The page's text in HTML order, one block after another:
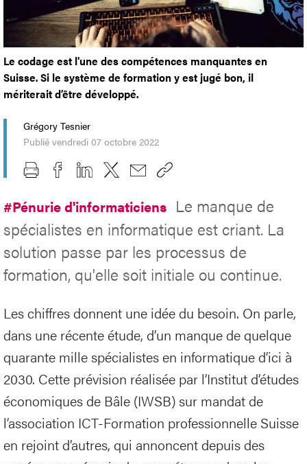
Le codage est l'une des compétences manquantes en
Suisse. Si le système de formation y est jugé bon, il
mériterait d’être développé.
Grégory Tesnier
Publié vendredi 07 octobre 2022
#Pénurie d'informaticiens Le manque de
spécialistes en informatique est criant. La
solution passe par les processus de
formation, qu'elle soit initiale ou continue.
Les chiffres donnent une idée du besoin. On parle,
dans une récente étude, d’un manque de quelque
quarante mille spécialistes en informatique d’ici à
2030. Cette prévision réalisée par l’Institut d’études
économiques de Bâle (IWSB) sur mandat de
l’association ICT-Formation professionnelle Suisse
en rejoint d’autres, qui annoncent depuis des